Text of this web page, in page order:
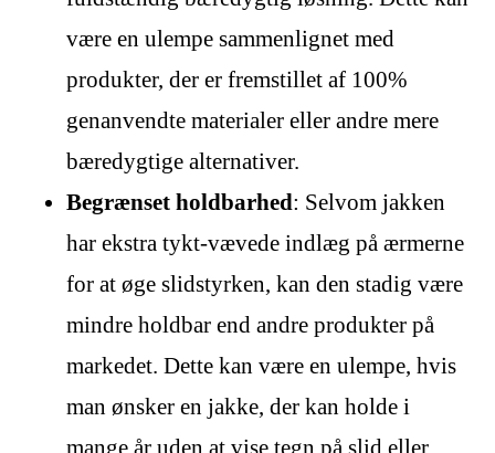
være en ulempe sammenlignet med
produkter, der er fremstillet af 100%
genanvendte materialer eller andre mere
bæredygtige alternativer.
Begrænset holdbarhed: Selvom jakken
har ekstra tykt-vævede indlæg på ærmerne
for at øge slidstyrken, kan den stadig være
mindre holdbar end andre produkter på
markedet. Dette kan være en ulempe, hvis
man ønsker en jakke, der kan holde i
mange år uden at vise tegn på slid eller